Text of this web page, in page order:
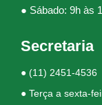
● Sábado: 9h às
Secretaria
● (11) 2451-4536
● Terça a sexta-